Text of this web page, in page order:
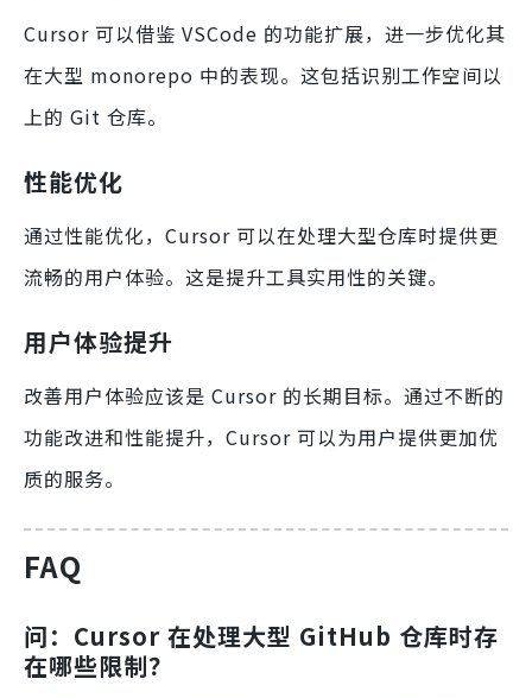
Cursor 可以借鉴 VSCode 的功能扩展，进一步优化其
在大型 monorepo 中的表现。这包括识别工作空间以
上的 Git 仓库。
性能优化
通过性能优化，Cursor 可以在处理大型仓库时提供更
流畅的用户体验。这是提升工具实用性的关键。
用户体验提升
改善用户体验应该是 Cursor 的长期目标。通过不断的
功能改进和性能提升，Cursor 可以为用户提供更加优
质的服务。
FAQ
问：Cursor 在处理大型 GitHub 仓库时存
在哪些限制？